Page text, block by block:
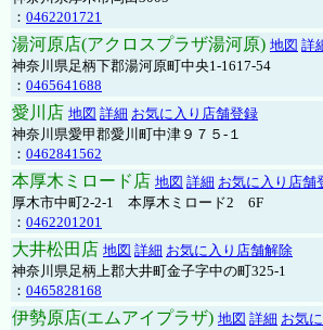
： 0462201721
湯河原店(アクロスプラザ湯河原) 地図 詳
神奈川県足柄下郡湯河原町中央1-1617-54
： 0465641688
愛川店 地図 詳細 お気に入り店舗登録
神奈川県愛甲郡愛川町中津９７５-１
： 0462841562
本厚木ミロード店 地図 詳細 お気に入り店舗
厚木市中町2-2-1 本厚木ミロード2 6F
： 0462201201
大井松田店 地図 詳細 お気に入り店舗解除
神奈川県足柄上郡大井町金子字中の町325-1
： 0465828168
伊勢原店(エムアイプラザ) 地図 詳細 お気